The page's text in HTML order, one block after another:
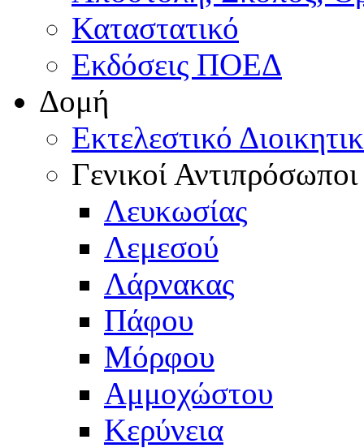
Καταστατικό
Εκδόσεις ΠΟΕΔ
Δομή
Εκτελεστικό
Γενικοί Αντιπρόσωποι
Λευκωσίας
Λεμεσού
Λάρνακας
Πάφου
Μόρφου
Αμμοχώστου
Κερύνεια